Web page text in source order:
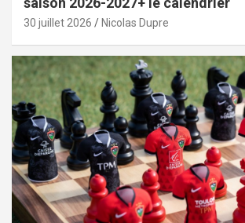
30 juillet 2026 Nicolas Dupre